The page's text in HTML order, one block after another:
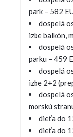
park – 582
dospelá
izbe balkón,
dospelá
parku – 459
dospelá
izbe 2+2
dospelá
morskú
dieťa do
dieťa do